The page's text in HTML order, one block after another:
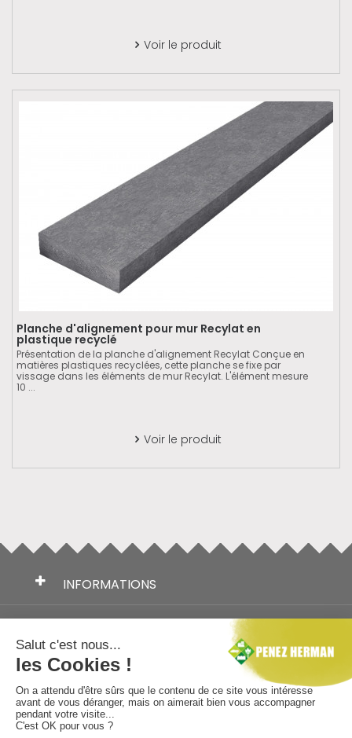
 Voir le produit
Planche d'alignement pour mur Recylat en
plastique recyclé
Présentation de la planche d'alignement Recylat Conçue en
matières plastiques recyclées, cette planche se fixe par
vissage dans les éléments de mur Recylat. L'élément mesure
10 ...
 Voir le produit
INFORMATIONS
AIDE AU CHOIX